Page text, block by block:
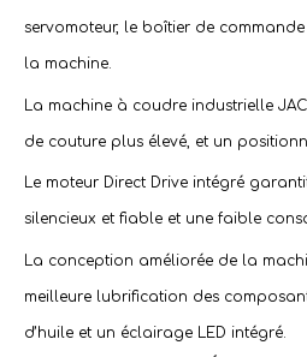
servomoteur, le boîtier de
la machine.
La machine à coudre industrielle
de couture plus élevé, et un
Le moteur Direct Drive intégré
silencieux et fiable et une faible
La conception améliorée de la
meilleure lubrification des
d’huile et un éclairage LED intégré.